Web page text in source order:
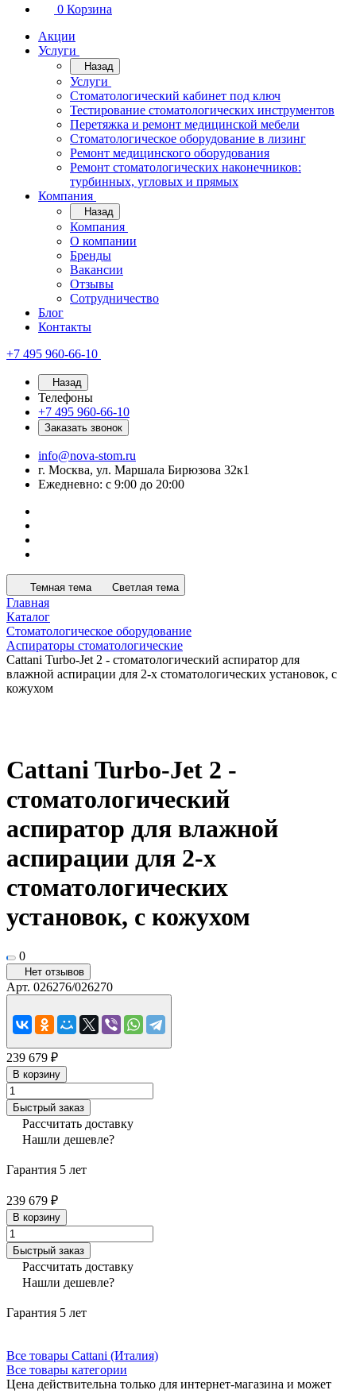
0 Корзина
Акции
Услуги
Назад
Услуги
Стоматологический кабинет под ключ
Тестирование стоматологических инструментов
Перетяжка и ремонт медицинской мебели
Стоматологическое оборудование в лизинг
Ремонт медицинского оборудования
Ремонт стоматологических наконечников:
турбинных, угловых и прямых
Компания
Назад
Компания
О компании
Бренды
Вакансии
Отзывы
Сотрудничество
Блог
Контакты
+7 495 960-66-10
Назад
Телефоны
+7 495 960-66-10
Заказать звонок
info@nova-stom.ru
г. Москва, ул. Маршала Бирюзова 32к1
Ежедневно: с 9:00 до 20:00
Темная тема Светлая тема
Главная
Каталог
Стоматологическое оборудование
Аспираторы стоматологические
Cattani Turbo-Jet 2 - стоматологический аспиратор для
влажной аспирации для 2-х стоматологических установок, с
кожухом
Cattani Turbo-Jet 2 -
стоматологический
аспиратор для влажной
аспирации для 2-х
стоматологических
установок, с кожухом
0
Нет отзывов
Арт. 026276/026270
239 679 ₽
В корзину
Быстрый заказ
Рассчитать доставку
Нашли дешевле?
Гарантия 5 лет
239 679 ₽
В корзину
Быстрый заказ
Рассчитать доставку
Нашли дешевле?
Гарантия 5 лет
Все товары Cattani (Италия)
Все товары категории
Цена действительна только для интернет-магазина и может